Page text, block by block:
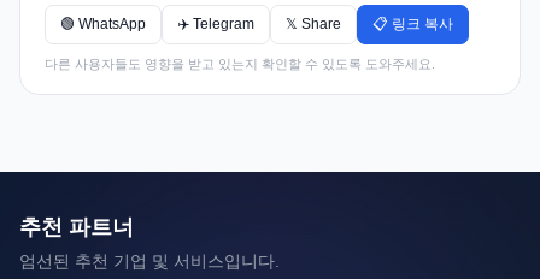
🟢 WhatsApp ✈️ Telegram 𝕏 Share 📋 링크 복사
다른 사용자들도 영향을 받고 있는지 확인할 수 있도록 도와주세요.
추천 파트너
엄선된 추천 기업 및 서비스입니다.